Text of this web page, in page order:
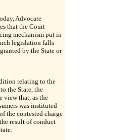
Advocate
that the Court
mechanism put in
legislation falls
by the State or
relating to the
the State, the
view that, as the
was instituted
the contested charge
result of conduct